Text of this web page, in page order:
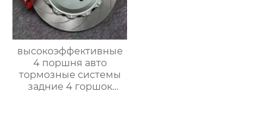
высокоэффективные
4 поршня авто
тормозные системы
задние 4 горшок